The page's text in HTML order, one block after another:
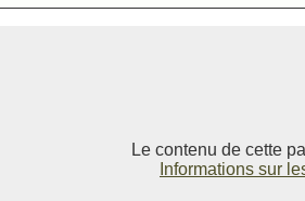
Le contenu de cette
Informations sur